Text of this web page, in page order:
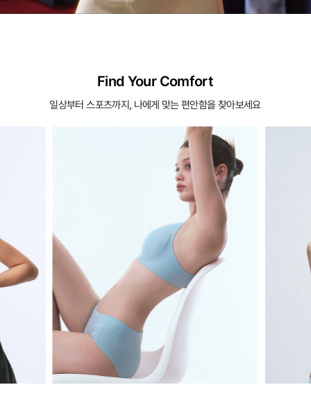
Find Your Comfort
일상부터 스포츠까지, 나에게 맞는 편안함을 찾아보세요